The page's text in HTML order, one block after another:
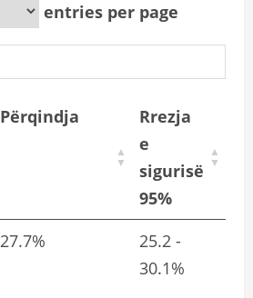
entries per page
Përqindja
Rrezja
e
sigurisë
95%
27.7%
25.2 -
30.1%